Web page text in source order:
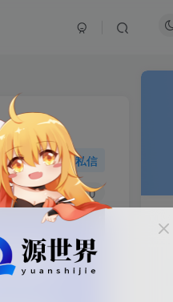
关注 私信
0 5 0